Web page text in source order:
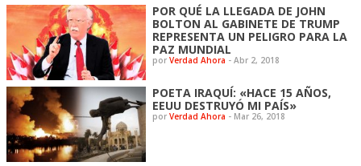
POR QUÉ LA LLEGADA DE JOHN
BOLTON AL GABINETE DE TRUMP
REPRESENTA UN PELIGRO PARA LA
PAZ MUNDIAL
porVerdad Ahora - Abr 2, 2018
POETA IRAQUÍ: «HACE 15 AÑOS,
EEUU DESTRUYÓ MI PAÍS»
porVerdad Ahora - Mar 26, 2018